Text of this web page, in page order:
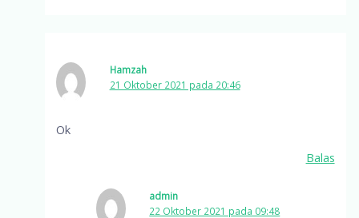
Hamzah
21 Oktober 2021 pada 20:46
Ok
Balas
admin
22 Oktober 2021 pada 09:48